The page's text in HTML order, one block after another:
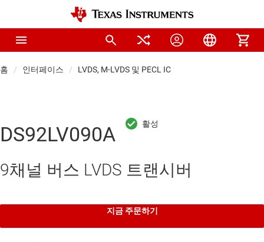
홈 인터페이스 LVDS, M-LVDS 및 PECL IC
DS92LV090A
9채널 버스 LVDS 트랜시버
지금 주문하기